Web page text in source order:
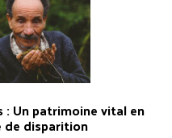
: Un patrimoine vital en
de disparition